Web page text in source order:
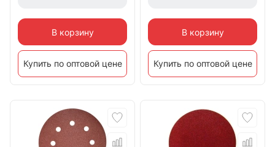
В корзину
Купить по оптовой цене
В корзину
Купить по оптовой цене